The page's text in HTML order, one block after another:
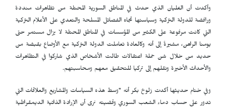
وأكدت أن الغليان الذي حدث في المناطق السورية المحتلة من تظاهرات منددة
ورافضة للدولة التركية وسياستها تجاه الفصائل المسلحة والتعدي على الأعلام التركية
التي كانت مرفوعة على الكثير من المؤسسات في المناطق المحتلة لا يزال مستمر حتى
يومنا الراهن، مشيرةً إلى أنه وكالعادة تعاملت الدولة التركية مع الأوضاع بقبضة من
حديد من خلال شن حملة اعتقالات طالت الأشخاص الذي شاركوا في التظاهرات
والأحداث الأخيرة ونقلهم إلى تركيا للتحقيق معهم ومحاسبتهم.
وفي ختام حديثها أكدت زلوخ بكر أنه "وسط هذه السياسات والمشاريع والعلاقات التي
تدور على حساب دماء الشعب السوري وقضيته نرى أن الإرادة الذاتية الديمقراطية